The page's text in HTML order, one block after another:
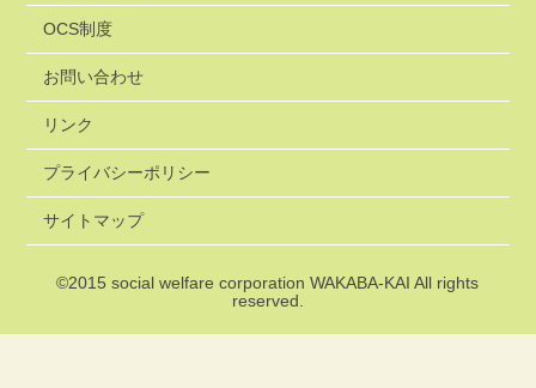
OCS制度
お問い合わせ
リンク
プライバシーポリシー
サイトマップ
©2015social welfare corporation WAKABA-KAI All rights
reserved.